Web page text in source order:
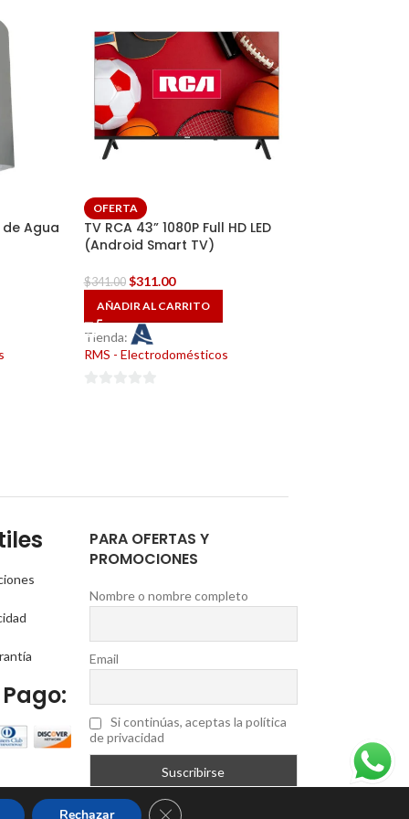
Agua
OFERTA
TV RCA 43” 1080P Full HD LED
(Android Smart TV)
$341.00 $311.00
AÑADIR AL CARRITO
Tienda:
RMS - Electrodomésticos
PARA OFERTAS Y
PROMOCIONES
Nombre o nombre completo
Email
Si continúas, aceptas la política
de privacidad
Rechazar Cerrar el banner de cookies RGPD